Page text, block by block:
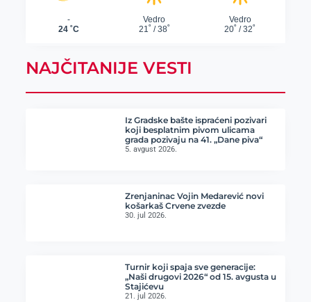
NAJČITANIJE VESTI
Iz Gradske bašte ispraćeni pozivari
koji besplatnim pivom ulicama
grada pozivaju na 41. „Dane piva“
5. avgust 2026.
Zrenjaninac Vojin Medarević novi
košarkaš Crvene zvezde
30. jul 2026.
Turnir koji spaja sve generacije:
„Naši drugovi 2026“ od 15. avgusta u
Stajićevu
21. jul 2026.